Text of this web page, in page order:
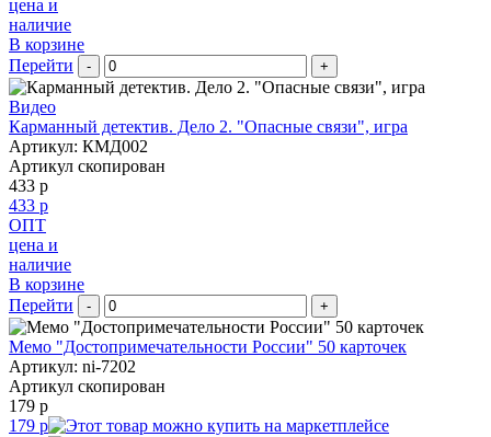
цена и
наличие
В корзине
Перейти
- +
Видео
Карманный детектив. Дело 2. "Опасные связи", игра
Артикул: КМД002
Артикул скопирован
433 р
433 р
ОПТ
цена и
наличие
В корзине
Перейти
- +
Мемо "Достопримечательности России" 50 карточек
Артикул: ni-7202
Артикул скопирован
179 р
179 р